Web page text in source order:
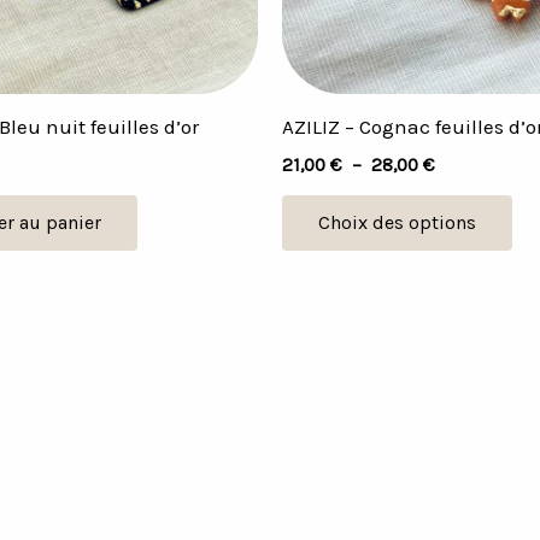
Bleu nuit feuilles d’or
au panier
AZILIZ – Cognac feuilles
21,00 € – 28,00 €
Choix des options
la
du